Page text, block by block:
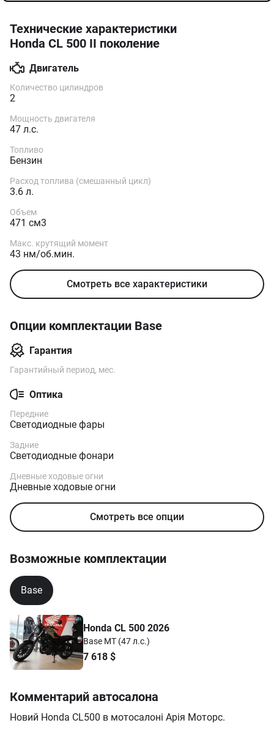
Технические характеристики
Honda CL 500 II поколение
Двигатель
Количество цилиндров
2
Мощность двигателя
47 л.с.
Топливо
Бензин
Расход топлива (смешанный цикл)
3.6 л.
Объем
471 см3
Макс. крутящий момент
43 нм/об.мин.
Смотреть все характеристики
Опции комплектации Base
Гарантия
Гарантийный период, мес.
Оптика
Передние
Светодиодные фары
Задние
Светодиодные фонари
Дневные ходовые огни
Дневные ходовые огни
Смотреть все опции
Возможные комплектации
Base
Honda CL 500 2026
Base МТ (47 л.с.)
7 618 $
Комментарий автосалона
Новий Honda CL500 в мотосалоні Арія Моторс.